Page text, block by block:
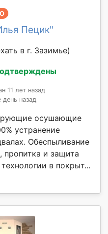
Пецик"
в г. Зазимье)
11 лет назад
день назад
осушающие
устранение
Обеспыливание
пропитка и защита
в покрыт...